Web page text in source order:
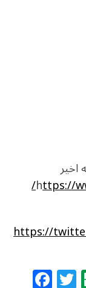
اخیر
https://
https://